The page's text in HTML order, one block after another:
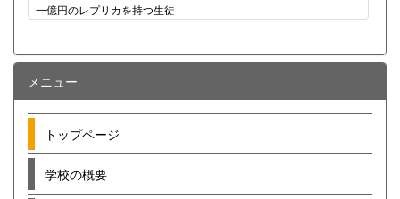
一億円のレプリカを持つ生徒
メニュー
トップページ
学校の概要